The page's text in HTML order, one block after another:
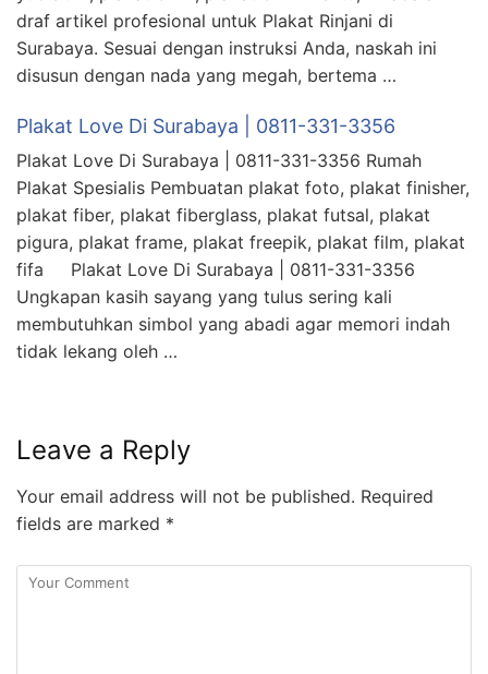
draf artikel profesional untuk Plakat Rinjani di
Surabaya. Sesuai dengan instruksi Anda, naskah ini
disusun dengan nada yang megah, bertema …
Plakat Love Di Surabaya | 0811-331-3356
Plakat Love Di Surabaya | 0811-331-3356 Rumah
Plakat Spesialis Pembuatan plakat foto, plakat finisher,
plakat fiber, plakat fiberglass, plakat futsal, plakat
pigura, plakat frame, plakat freepik, plakat film, plakat
fifa Plakat Love Di Surabaya | 0811-331-3356
Ungkapan kasih sayang yang tulus sering kali
membutuhkan simbol yang abadi agar memori indah
tidak lekang oleh …
Leave a Reply
Your email address will not be published. Required
fields are marked *